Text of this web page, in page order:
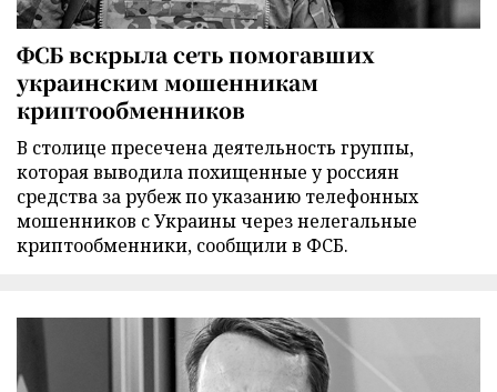
ФСБ вскрыла сеть помогавших
украинским мошенникам
криптообменников
В столице пресечена деятельность группы,
которая выводила похищенные у россиян
средства за рубеж по указанию телефонных
мошенников с Украины через нелегальные
криптообменники, сообщили в ФСБ.